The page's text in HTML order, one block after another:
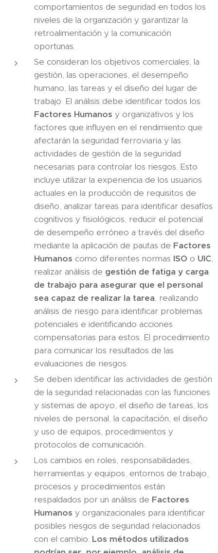
comportamientos de seguridad en todos los
niveles de la organización y garantizar la
retroalimentación y la comunicación
oportunas.
Se consideran los objetivos comerciales, la
gestión, las operaciones, el desempeño
humano, las tareas y el diseño del lugar de
trabajo. El análisis debe identificar todos los
Factores Humanos y organizativos y los
factores que influyen en el rendimiento que
afectarán la seguridad ferroviaria y las
actividades de gestión de la seguridad
necesarias para controlar los riesgos. Esto
incluye utilizar la experiencia de los usuarios
actuales en la producción de requisitos de
diseño, analizar tareas para identificar desafíos
cognitivos y fisiológicos, reducir el potencial
de desempeño erróneo a través del diseño
mediante la aplicación de pautas de Factores
Humanos como diferentes normas ISO o UIC,
realizar análisis de gestión de fatiga y carga
de trabajo para asegurar que el personal
sea capaz de realizar la tarea, realizando
análisis de riesgo para identificar problemas
potenciales e identificando acciones
compensatorias para estos. El procedimiento
para comunicar los resultados de las
evaluaciones de riesgos.
Se deben identificar las actividades de gestión
de la seguridad relacionadas con las funciones
y sistemas de apoyo, el diseño de tareas, los
niveles de personal, la capacitación, el diseño
y uso de equipos, procedimientos y
protocolos de comunicación.
Los cambios en roles, responsabilidades,
herramientas y equipos, entornos de trabajo,
procesos y procedimientos están
respaldados por un análisis de Factores
Humanos y organizacionales para identificar
posibles riesgos de seguridad relacionados
con el cambio. Los métodos utilizados